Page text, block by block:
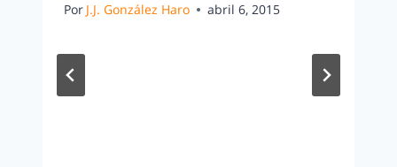
Por J.J. González Haro abril 6, 2015